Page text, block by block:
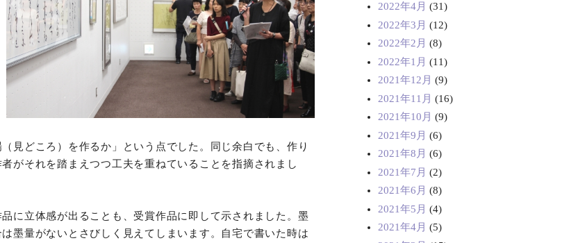
見どころ）を作るか」という点でした。同じ余白でも、作り
がそれを踏まえつつ工夫を重ねていることを指摘されまし
に立体感が出ることも、受賞作品に即して示されました。墨
墨量がないとさびしく見えてしまいます。自宅で書いた時は
2022年4月 (31)
2022年3月 (12)
2022年2月 (8)
2022年1月 (11)
2021年12月 (9)
2021年11月 (16)
2021年10月 (9)
2021年9月 (6)
2021年8月 (6)
2021年7月 (2)
2021年6月 (8)
2021年5月 (4)
2021年4月 (5)